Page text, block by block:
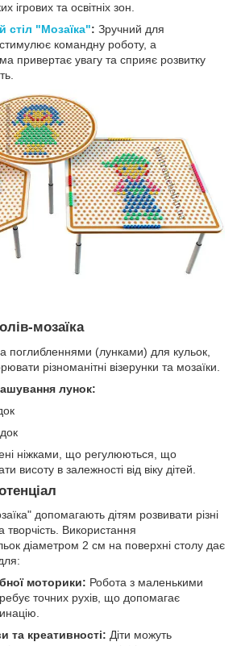
ігрових та освітніх зон.
стіл "Мозаїка": Зручний для
командну роботу, а
привертає увагу та сприяє розвитку
мозаїка
поглибленнями (лунками) для кульок,
різноманітні візерунки та мозаїки.
лунок:
ніжками, що регулюються, що
висоту в залежності від віку дітей.
допомагають дітям розвивати різні
творчість. Використання
діаметром 2 см на поверхні столу дає
моторики: Робота з маленькими
точних рухів, що допомагає
та креативності: Діти можуть